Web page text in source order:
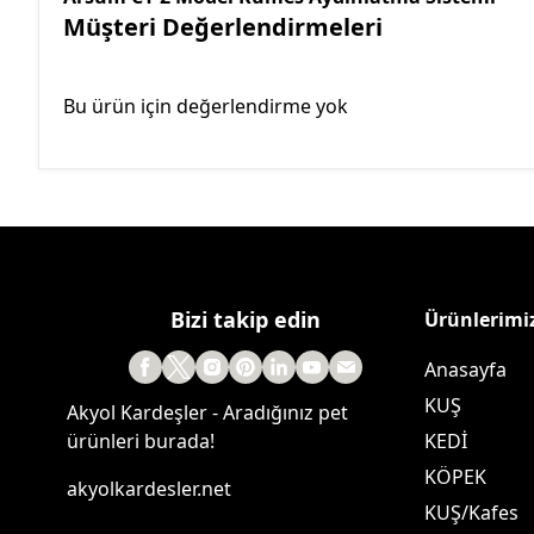
Müşteri Değerlendirmeleri
Bu ürün için değerlendirme yok
Bizi takip edin
Akyol Kardeşler - Aradığınız pet
ürünleri burada!
akyolkardesler.net
Anasayfa
KUŞ
KEDİ
KÖPEK
KUŞ/Kafes